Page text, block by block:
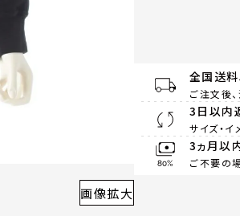
画像拡大
全国送
ご注文後
3日以内
サイズ・
3ヵ月以
ご不要の